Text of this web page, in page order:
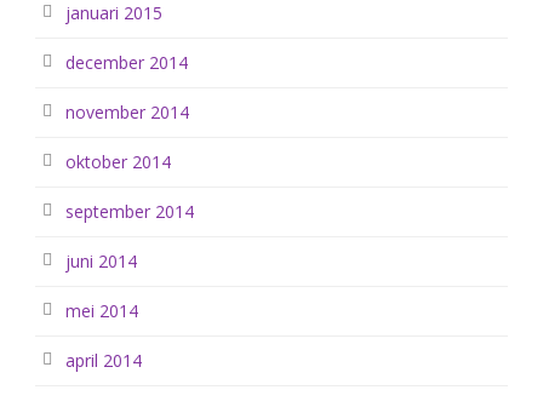
januari 2015
december 2014
november 2014
oktober 2014
september 2014
juni 2014
mei 2014
april 2014